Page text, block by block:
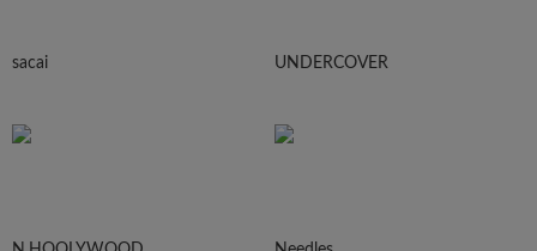
sacai UNDERCOVER